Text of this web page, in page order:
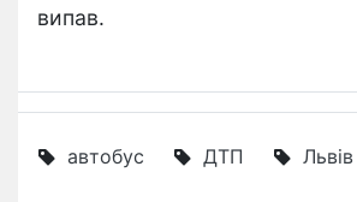
випав.
автобус ДТП Львів